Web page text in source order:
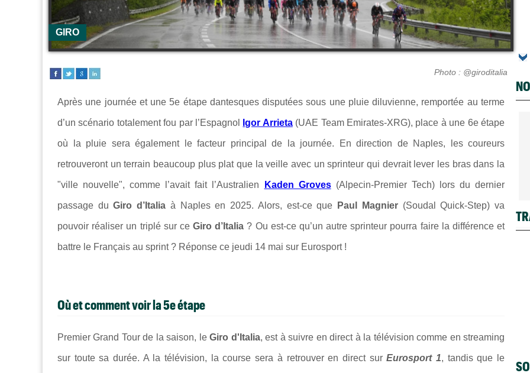
GIRO
Photo : @giroditalia
Après une journée et une 5e étape dantesques disputées sous une pluie diluvienne, remportée au terme
d’un scénario totalement fou par l’Espagnol Igor Arrieta(UAE Team Emirates-XRG), place à une 6e étape
où la pluie sera également le facteur principal de la journée. En direction de Naples, les coureurs
retrouveront un terrain beaucoup plus plat que la veille avec un sprinteur qui devrait lever les bras dans la
"ville nouvelle", comme l’avait fait l’Australien Kaden Groves(Alpecin-Premier Tech) lors du dernier
passage duGiro d’Italia à Naples en 2025. Alors, est-ce que Paul Magnier(Soudal Quick-Step) va
pouvoir réaliser un triplé sur ce Giro d’Italia ? Ou est-ce qu’un autre sprinteur pourra faire la différence et
battre le Français au sprint ? Réponse ce jeudi 14 mai sur Eurosport !
Où et comment voir la 5e étape
Premier Grand Tour de la saison, leGiro d'Italia, est à suivre en direct à la télévision comme en streaming
sur toute sa durée. A la télévision, la course sera à retrouver en direct surEurosport 1, tandis que le